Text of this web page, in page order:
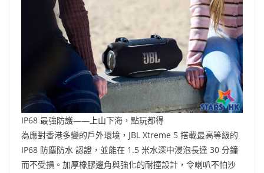
IP68 最強防護——上山下海，點玩都得
為應對香港多變的戶外環境，JBL Xtreme 5 搭載最高等級的
IP68 防塵防水 認證，並能在 1.5 米水深中浸泡長達 30 分鐘
而不受損。加厚橡膠邊角與強化的耐撞設計，令喇叭不怕沙